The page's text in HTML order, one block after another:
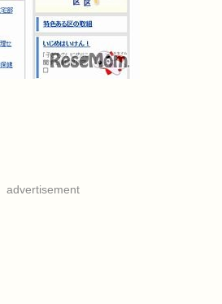
advertisement